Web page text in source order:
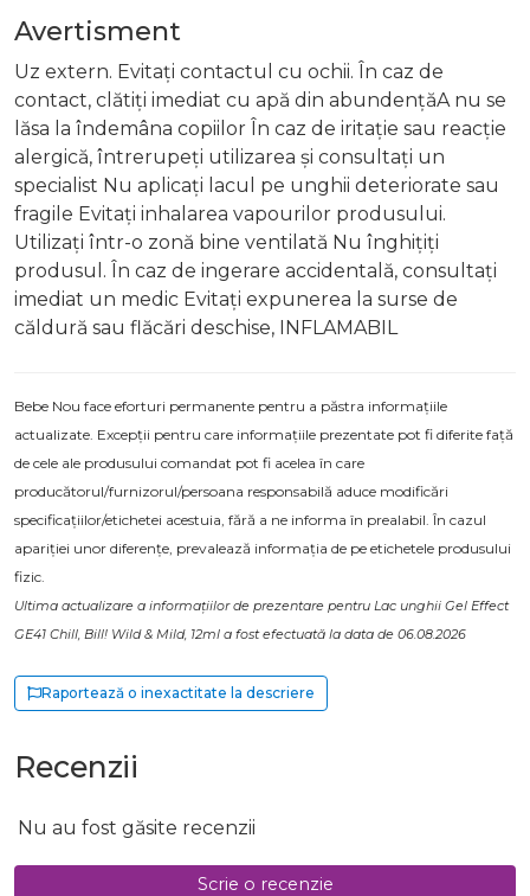
Avertisment
Uz extern. Evitați contactul cu ochii. În caz de
contact, clătiți imediat cu apă din abundențăA nu se
lăsa la îndemâna copiilor În caz de iritație sau reacție
alergică, întrerupeți utilizarea și consultați un
specialist Nu aplicați lacul pe unghii deteriorate sau
fragile Evitați inhalarea vapourilor produsului.
Utilizați într-o zonă bine ventilată Nu înghițiți
produsul. În caz de ingerare accidentală, consultați
imediat un medic Evitați expunerea la surse de
căldură sau flăcări deschise, INFLAMABIL
Bebe Nou face eforturi permanente pentru a păstra informațiile
actualizate. Excepții pentru care informațiile prezentate pot fi diferite față
de cele ale produsului comandat pot fi acelea în care
producătorul/furnizorul/persoana responsabilă aduce modificări
specificațiilor/etichetei acestuia, fără a ne informa în prealabil. În cazul
apariției unor diferențe, prevalează informația de pe etichetele produsului
fizic.
Ultima actualizare a informațiilor de prezentare pentru Lac unghii Gel Effect
GE41 Chill, Bill! Wild & Mild, 12ml a fost efectuată la data de 06.08.2026
Raportează o inexactitate la descriere
Recenzii
Nu au fost găsite recenzii
Scrie o recenzie